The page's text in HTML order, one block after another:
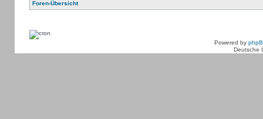
Foren-Übersicht
Powered by
Deutsche